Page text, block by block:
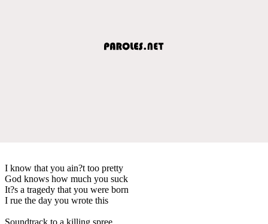
I know that you ain?t too pretty
God knows how much you suck
It?s a tragedy that you were born
I rue the day you wrote this
Soundtrack to a killing spree